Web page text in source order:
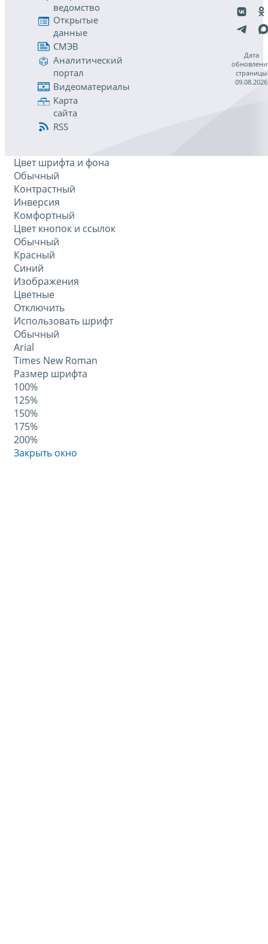
ведомство
Открытые
данные
СМЭВ
Аналитический
портал
Видеоматериалы
Карта
сайта
RSS
Дата
страницы
09.08.2026
Цвет шрифта и фона
Обычный
Контрастный
Инверсия
Комфортный
Цвет кнопок и ссылок
Обычный
Красный
Синий
Изображения
Цветные
Отключить
Использовать шрифт
Обычный
Arial
Times New Roman
Размер шрифта
100%
125%
150%
175%
200%
Закрыть окно